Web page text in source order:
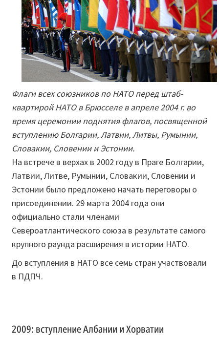
Флаги всех союзников по НАТО перед штаб-
квартирой НАТО в Брюсселе в апреле 2004 г. во
время церемонии поднятия флагов, посвященной
вступлению Болгарии, Латвии, Литвы, Румынии,
Словакии, Словении и Эстонии.
На встрече в верхах в 2002 году в Праге Болгарии,
Латвии, Литве, Румынии, Словакии, Словении и
Эстонии было предложено начать переговоры о
присоединении. 29 марта 2004 года они
официально стали членами
Североатлантического союза в результате самого
крупного раунда расширения в истории НАТО.
До вступления в НАТО все семь стран участвовали
в ПДПЧ.
2009: вступление Албании и Хорватии